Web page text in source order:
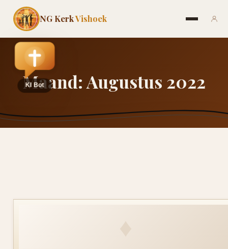
NG KerkVishoek
Maand:Augustus 2022